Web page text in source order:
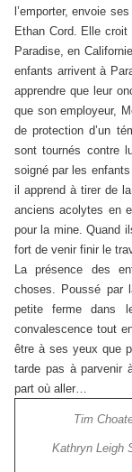
l’emporter, envoie
Ethan Cord. Elle
Paradise, en
enfants arrivent à
apprendre que leur
que son employeur,
de protection d’un
sont tournés contre
soigné par les
il apprend à tirer de
anciens acolytes en
pour la mine. Quand
fort de venir finir le
La présence des
choses. Poussé par
petite ferme dans
convalescence tout
être à ses yeux que
tarde pas à parvenir
part où aller…
Tim
Kathryn Leigh